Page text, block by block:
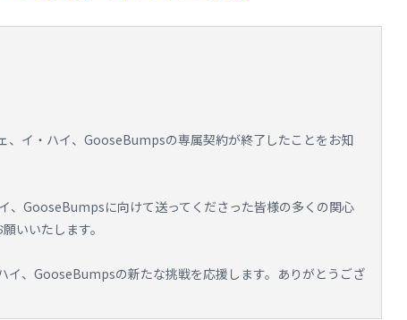
、イ・ハイ、GooseBumpsの専属契約が終了したことをお知
、GooseBumpsに向けて送ってくださった皆様の多くの関心
いいたします。
イ、GooseBumpsの新たな挑戦を応援します。ありがとうござ